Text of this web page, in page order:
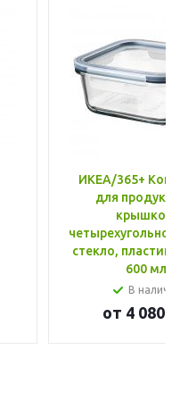
ИКЕА/365+
для
крышкой,
стекло, пластик
600 мл
В
от 4 080 ₸